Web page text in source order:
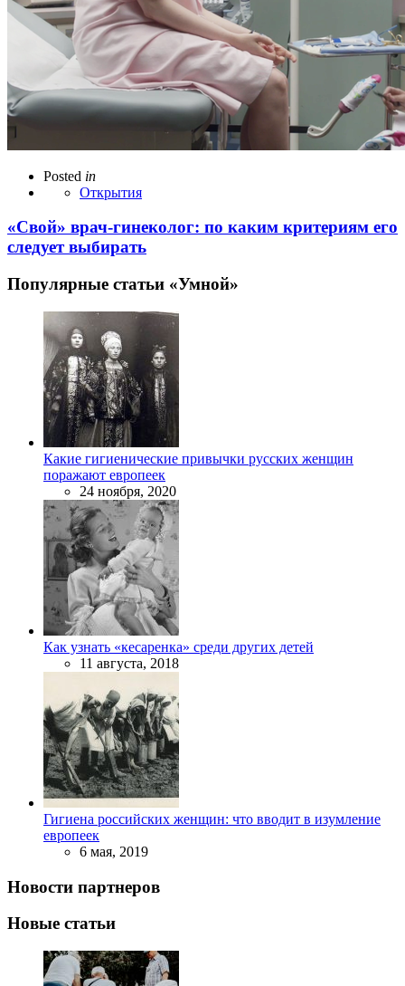
Posted in
Открытия
«Свой» врач-гинеколог: по каким критериям его
следует выбирать
Популярные статьи «Умной»
Какие гигиенические привычки русских женщин
поражают европеек
24 ноября, 2020
Как узнать «кесаренка» среди других детей
11 августа, 2018
Гигиена российских женщин: что вводит в изумление
европеек
6 мая, 2019
Новости партнеров
Новые статьи